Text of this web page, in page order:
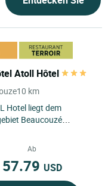
Atoll Hôtel
10 km
Hotel liegt dem
Beaucouzé
von Angers und dem
Ab
57.79 USD